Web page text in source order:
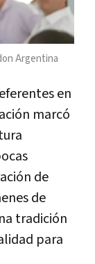
Argentina
en
marcó
de
de
tradición
para